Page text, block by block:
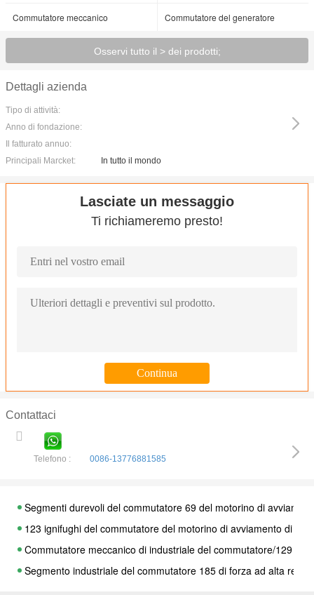
Commutatore meccanico
Commutatore del generatore
Osservi tutto il > dei prodotti;
Dettagli azienda
Tipo di attività:
Anno di fondazione:
Il fatturato annuo:
Principali Marcket:
In tutto il mondo
Lasciate un messaggio
Ti richiameremo presto!
Contattaci
Telefono : 0086-13776881585
Segmenti durevoli del commutatore 69 del motorino di
123 ignifughi del commutatore del motorino di avviamento di
Commutatore meccanico di industriale del commutatore/129
Segmento industriale del commutatore 185 di forza ad alta